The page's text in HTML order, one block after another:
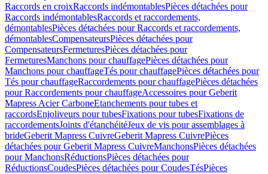
Raccords en croixRaccords indémontablesPièces détachées pour
Raccords indémontablesRaccords et raccordements,
démontablesPièces détachées pour Raccords et raccordements,
démontablesCompensateursPièces détachées pour
CompensateursFermeturesPièces détachées pour
FermeturesManchons pour chauffagePièces détachées pour
Manchons pour chauffageTés pour chauffagePièces détachées pour
Tés pour chauffageRaccordements pour chauffagePièces détachées
pour Raccordements pour chauffageAccessoires pour Geberit
Mapress Acier CarboneEtanchements pour tubes et
raccordsEnjoliveurs pour tubesFixations pour tubesFixations de
raccordementsJoints d'étanchéitéJeux de vis pour assemblages à
brideGeberit Mapress CuivreGeberit Mapress CuivrePièces
détachées pour Geberit Mapress CuivreManchonsPièces détachées
pour ManchonsRéductionsPièces détachées pour
RéductionsCoudesPièces détachées pour CoudesTésPièces